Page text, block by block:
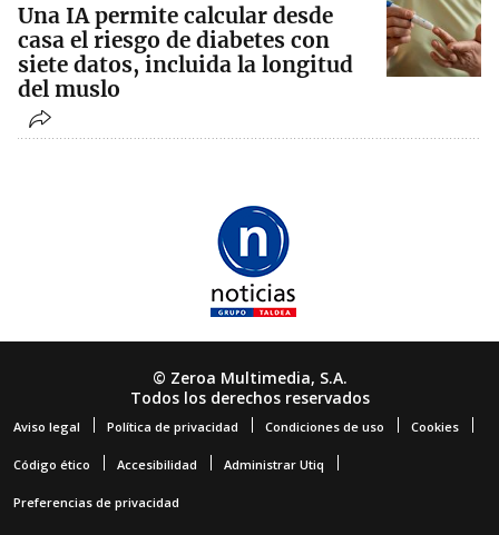
Una IA permite calcular desde
casa el riesgo de diabetes con
siete datos, incluida la longitud
del muslo
© Zeroa Multimedia, S.A.
Todos los derechos reservados
Aviso legal Política de privacidad Condiciones de uso Cookies
Código ético Accesibilidad Administrar Utiq
Preferencias de privacidad